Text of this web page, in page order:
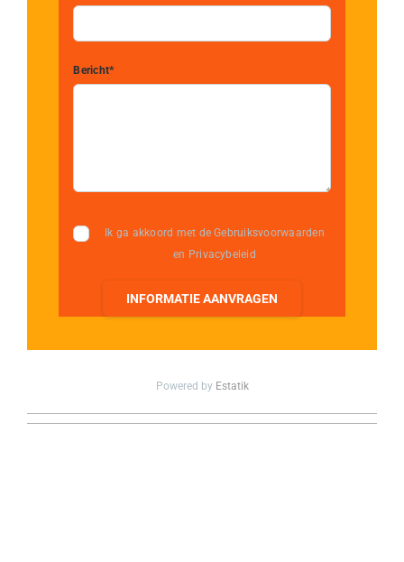
Bericht*
Ik ga akkoord met de Gebruiksvoorwaarden
en Privacybeleid
INFORMATIE AANVRAGEN
Powered by Estatik